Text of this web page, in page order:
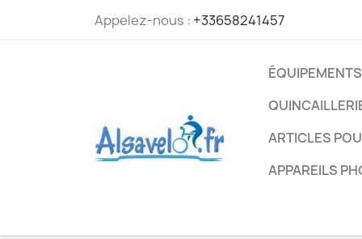
Appelez-nous : +33658241457
ARTICLES
APPAREILS